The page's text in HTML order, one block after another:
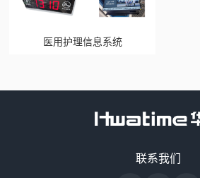
医用护理信息系统
联系我们